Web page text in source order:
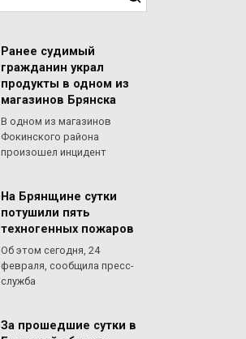
Ранее судимый
гражданин украл
продукты в одном из
магазинов Брянска
В одном из магазинов
Фокинского района
произошел инцидент
На Брянщине сутки
потушили пять
техногенных пожаров
Об этом сегодня, 24
февраля, сообщила пресс-
служба
За прошедшие сутки в